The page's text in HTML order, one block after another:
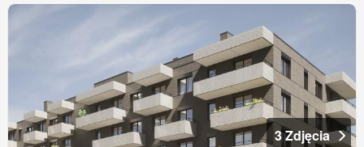
3 Zdjęcia